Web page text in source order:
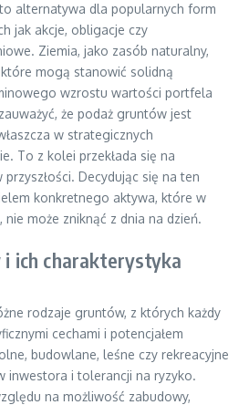
alternatywa dla popularnych form
jak akcje, obligacje czy
Ziemia, jako zasób naturalny,
mogą stanowić solidną
wzrostu wartości portfela
że podaż gruntów jest
w strategicznych
To z kolei przekłada się na
Decydując się na ten
konkretnego aktywa, które w
może zniknąć z dnia na dzień.
ich charakterystyka
rodzaje gruntów, z których każdy
cechami i potencjałem
budowlane, leśne czy rekreacyjne
inwestora i tolerancji na ryzyko.
na możliwość zabudowy,